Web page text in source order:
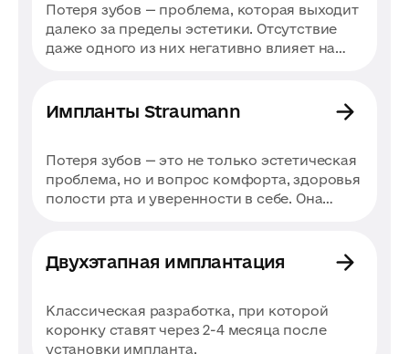
Потеря зубов — проблема, которая выходит
далеко за пределы эстетики. Отсутствие
даже одного из них негативно влияет на
ткани. К сожалению, зубы не
Современная стоматология предлагает
несколько вариантов решения этой
проблемы, и одним из самых эффективных
зубов, когда в челюстную кость вживляют
коронку, мост или другой протез,
воспроизводящий форму, цвет и анатомию
Импланты Straumann
Потеря зубов — это не только эстетическая
проблема, но и вопрос комфорта, здоровья
полости рта и уверенности в себе. Она
человека. Хорошо, что современная
стоматология предлагает различные
и одно из самых эффективных — импланты
Straumann. Это дентальные протезы
Двухэтапная имплантация
Классическая разработка, при которой
коронку ставят через 2-4 месяца после
установки импланта.